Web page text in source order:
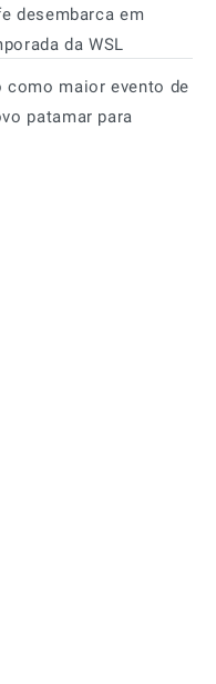
desembarca em
da WSL
como maior evento de
patamar para